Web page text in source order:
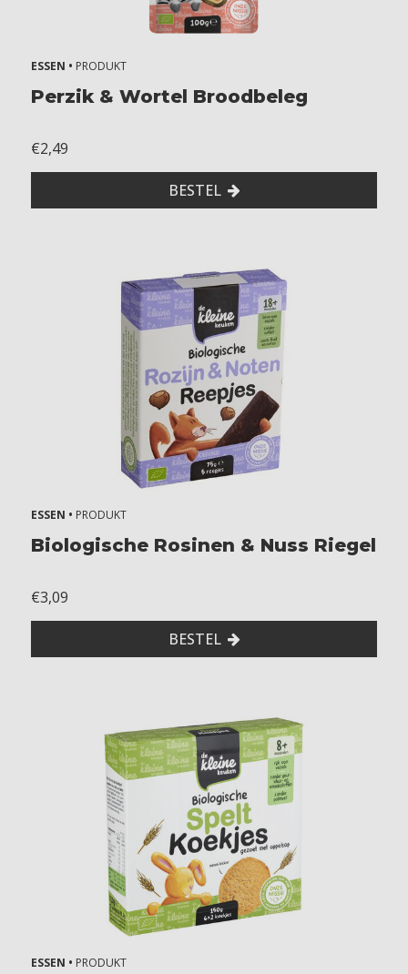
ESSEN • PRODUKT
Perzik & Wortel Broodbeleg
€2,49
BESTEL
ESSEN • PRODUKT
Biologische Rosinen & Nuss Riegel
€3,09
BESTEL
ESSEN • PRODUKT